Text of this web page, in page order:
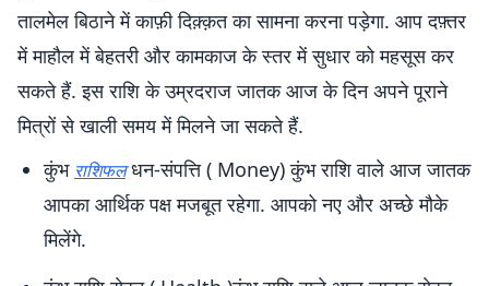
तालमेल बिठाने में काफ़ी दिक़्क़त का सामना करना पड़ेगा. आप दफ़्तर
में माहौल में बेहतरी और कामकाज के स्तर में सुधार को महसूस कर
सकते हैं. इस राशि के उम्रदराज जातक आज के दिन अपने पूराने
मित्रों से खाली समय में मिलने जा सकते हैं.
कुंभ राशिफलधन-संपत्ति ( Money) कुंभ राशि वाले आज जातक
आपका आर्थिक पक्ष मजबूत रहेगा. आपको नए और अच्छे मौके
मिलेंगे.